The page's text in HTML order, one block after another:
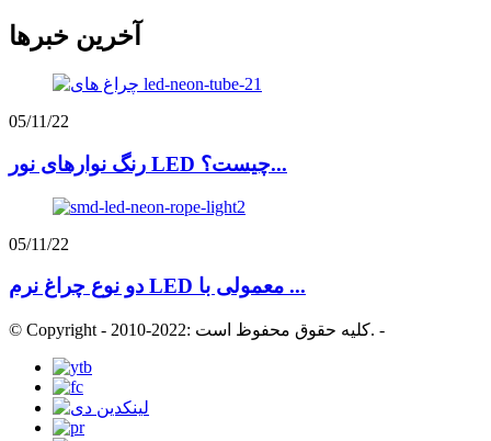
آخرین خبرها
05/11/22
رنگ نوارهای نور LED چیست؟...
05/11/22
دو نوع چراغ نرم LED معمولی با ...
© Copyright - 2010-2022: کلیه حقوق محفوظ است. -